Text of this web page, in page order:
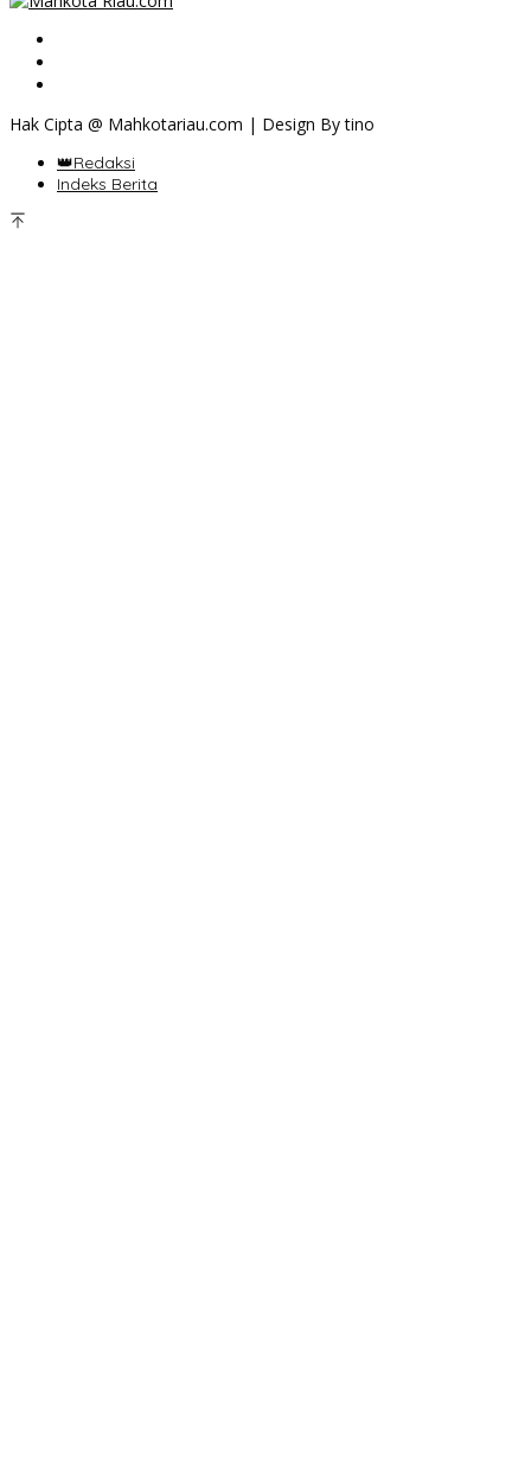
Hak Cipta @ Mahkotariau.com | Design By tino
👑Redaksi
Indeks Berita